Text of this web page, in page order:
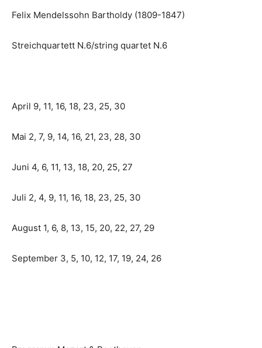
Felix Mendelssohn Bartholdy (1809-1847)
Streichquartett N.6/string quartet N.6
April 9, 11, 16, 18, 23, 25, 30
Mai 2, 7, 9, 14, 16, 21, 23, 28, 30
Juni 4, 6, 11, 13, 18, 20, 25, 27
Juli 2, 4, 9, 11, 16, 18, 23, 25, 30
August 1, 6, 8, 13, 15, 20, 22, 27, 29
September 3, 5, 10, 12, 17, 19, 24, 26